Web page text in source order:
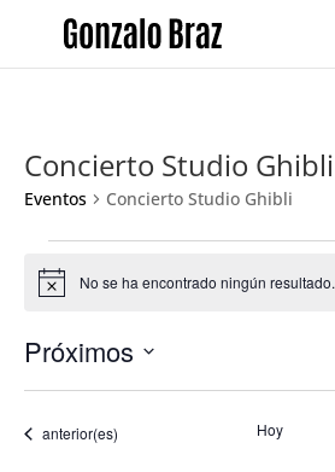
Concierto Studio Ghibli
Eventos Concierto Studio Ghibli
Eventos
Aviso No se ha encontrado ningún resultado.
Próximos
fecha.
Eventos
anterior(es) Hoy